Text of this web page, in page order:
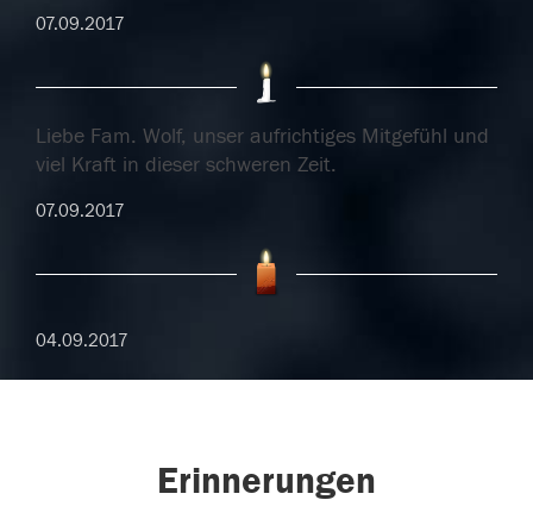
07.09.2017
Liebe Fam. Wolf, unser aufrichtiges Mitgefühl und
viel Kraft in dieser schweren Zeit.
07.09.2017
04.09.2017
Erinnerungen